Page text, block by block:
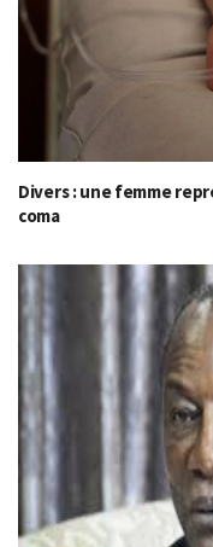
Divers : une femme
coma